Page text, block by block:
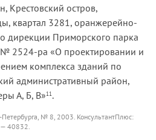
Крестовский остров,
квартал 3281, оранжерейно-
дирекции Приморского парка
2524-ра «О проектировании и
комплекса зданий по
административный район,
А, Б, В»11 .
№ 8, 2003. КонсультантПлюс:
— 40832.